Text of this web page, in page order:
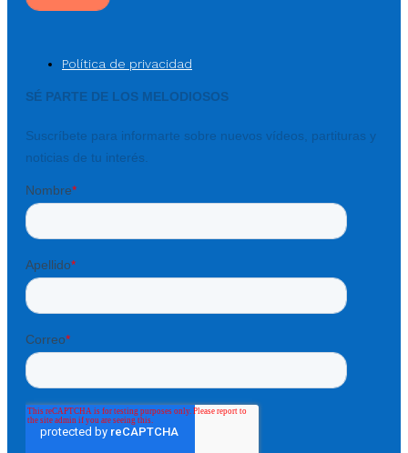
Política de privacidad